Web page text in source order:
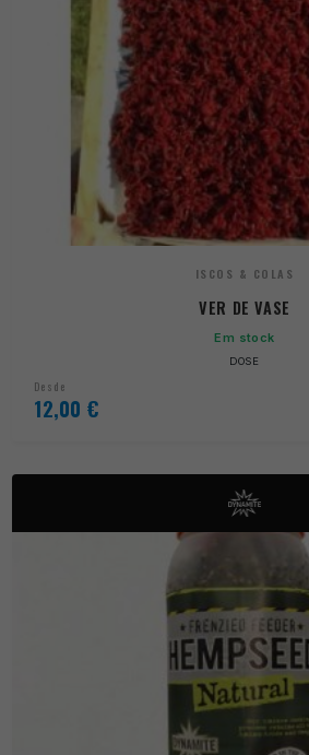
ISCOS & COLAS
VER DE VASE
Em stock
DOSE
Desde
12,00 €